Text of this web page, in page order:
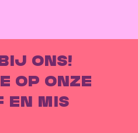
ONS!
OP ONZE
EN MIS